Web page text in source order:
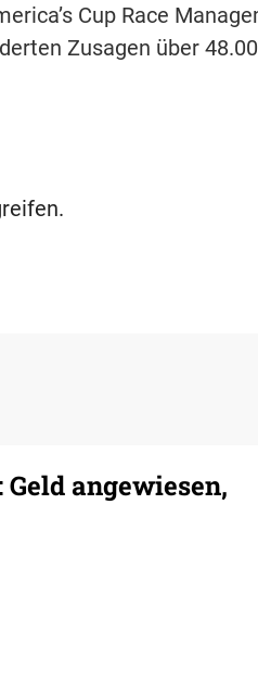
Cup Race
Zusagen über
Geld angewiesen,